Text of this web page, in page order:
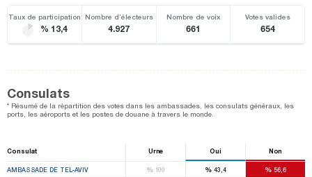
Taux de participation
% 13,4
Nombre d’électeurs
4.927
Nombre de voix
661
Votes valides
654
Consulats
* Résumé de la répartition des votes dans les ambassades, les consulats généraux, les
ports, les aéroports et les postes de douane à travers le monde.
Consulat Urne Oui Non
AMBASSADE DE TEL-AVIV %100 % 43,4 % 56,6